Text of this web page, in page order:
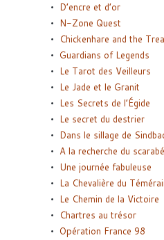
D’encre et d’or
N-Zone Quest
Chickenhare and the
Guardians of Legends
Le Tarot des Veilleurs
Le Jade et le Granit
Les Secrets de l’Égide
Le secret du destrier
Dans le sillage de
A la recherche du
Une journée fabuleuse
La Chevalière du
Le Chemin de la Victoire
Chartres au trésor
Opération France 98